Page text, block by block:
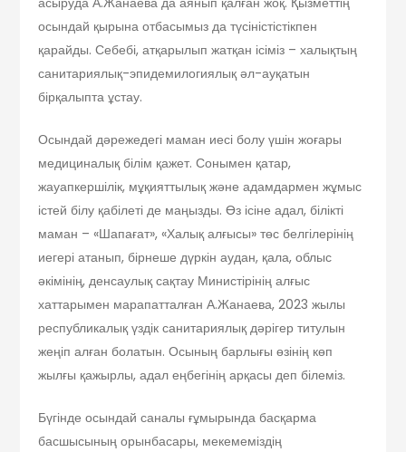
осындай қырына отбасымыз да түсіністістікпен
қарайды. Себебі, атқарылып жатқан ісіміз – халықтың
санитариялық-эпидемилогиялық әл-ауқатын
бірқалыпта ұстау.
Осындай дәрежедегі маман иесі болу үшін жоғары
медициналық білім қажет. Сонымен қатар,
жауапкершілік, мұқияттылық және адамдармен жұмыс
істей білу қабілеті де маңызды. Өз ісіне адал, білікті
маман – «Шапағат», «Халық алғысы» төс белгілерінің
иегері атанып, бірнеше дүркін аудан, қала, облыс
әкімінің, денсаулық сақтау Министірінің алғыс
хаттарымен марапатталған А.Жанаева, 2023 жылы
республикалық үздік санитариялық дәрігер титулын
жеңіп алған болатын. Осының барлығы өзінің көп
жылғы қажырлы, адал еңбегінің арқасы деп білеміз.
Бүгінде осындай саналы ғұмырында басқарма
басшысының орынбасары, мекемеміздің